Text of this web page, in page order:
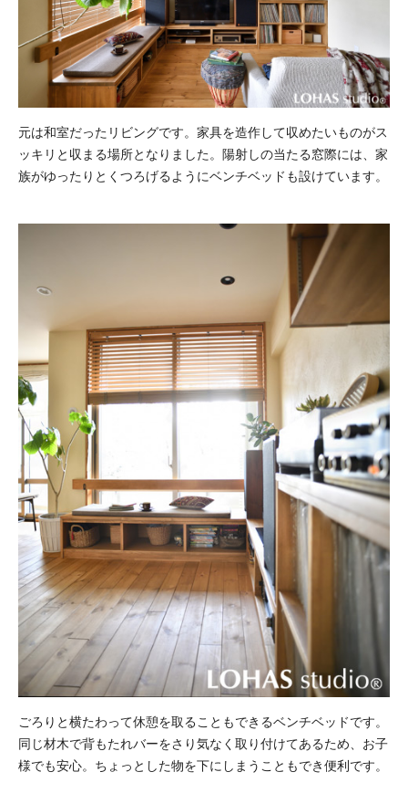
元は和室だったリビングです。家具を造作して収めたいものがス
ッキリと収まる場所となりました。陽射しの当たる窓際には、家
族がゆったりとくつろげるようにベンチベッドも設けています。
ごろりと横たわって休憩を取ることもできるベンチベッドです。
同じ材木で背もたれバーをさり気なく取り付けてあるため、お子
様でも安心。ちょっとした物を下にしまうこともでき便利です。